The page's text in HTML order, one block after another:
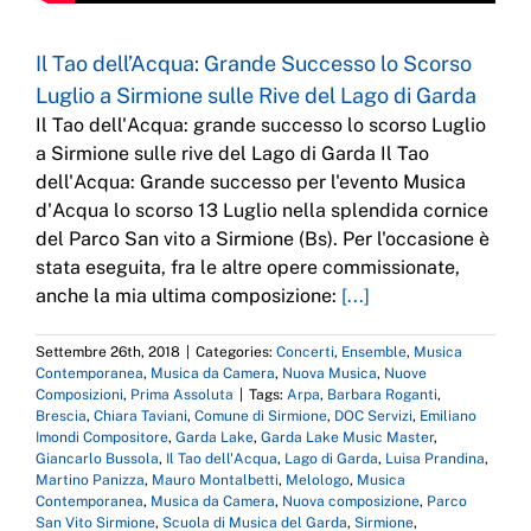
Il Tao dell’Acqua: Grande Successo lo Scorso
Luglio a Sirmione sulle Rive del Lago di Garda
Il Tao dell'Acqua: grande successo lo scorso Luglio
a Sirmione sulle rive del Lago di Garda Il Tao
dell'Acqua: Grande successo per l'evento Musica
d'Acqua lo scorso 13 Luglio nella splendida cornice
del Parco San vito a Sirmione (Bs). Per l'occasione è
stata eseguita, fra le altre opere commissionate,
anche la mia ultima composizione: [...]
Settembre 26th, 2018 Categories: Concerti, Ensemble, Musica
Contemporanea, Musica da Camera, Nuova Musica, Nuove
Composizioni, Prima Assoluta Tags: Arpa, Barbara Roganti,
Brescia, Chiara Taviani, Comune di Sirmione, DOC Servizi, Emiliano
Imondi Compositore, Garda Lake, Garda Lake Music Master,
Giancarlo Bussola, Il Tao dell'Acqua, Lago di Garda, Luisa Prandina,
Martino Panizza, Mauro Montalbetti, Melologo, Musica
Contemporanea, Musica da Camera, Nuova composizione, Parco
San Vito Sirmione, Scuola di Musica del Garda, Sirmione,